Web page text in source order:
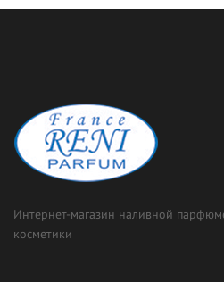
Интернет-магазин наливной
косметики